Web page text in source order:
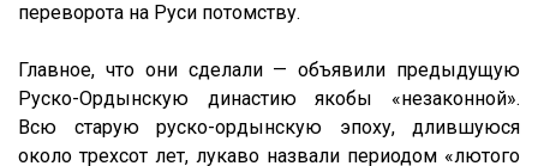
переворота на Руси потомству.
Главное, что они сделали — объявили предыдущую
Руско-Ордынскую династию якобы «незаконной».
Всю старую руско-ордынскую эпоху, длившуюся
около трехсот лет, лукаво назвали периодом «лютого